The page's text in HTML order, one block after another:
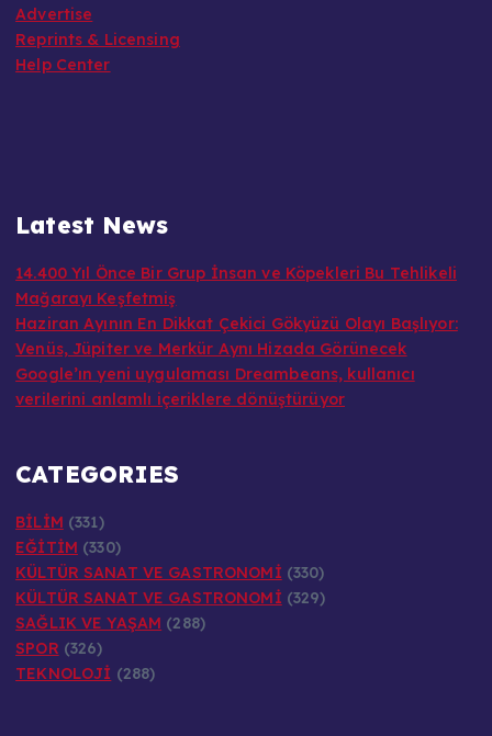
Advertise
Reprints & Licensing
Help Center
Latest News
14.400 Yıl Önce Bir Grup İnsan ve Köpekleri Bu Tehlikeli
Mağarayı Keşfetmiş
Haziran Ayının En Dikkat Çekici Gökyüzü Olayı Başlıyor:
Venüs, Jüpiter ve Merkür Aynı Hizada Görünecek
Google’ın yeni uygulaması Dreambeans, kullanıcı
verilerini anlamlı içeriklere dönüştürüyor
CATEGORIES
BİLİM (331)
EĞİTİM (330)
KÜLTÜR SANAT VE GASTRONOMİ (330)
KÜLTÜR SANAT VE GASTRONOMİ (329)
SAĞLIK VE YAŞAM (288)
SPOR (326)
TEKNOLOJİ (288)